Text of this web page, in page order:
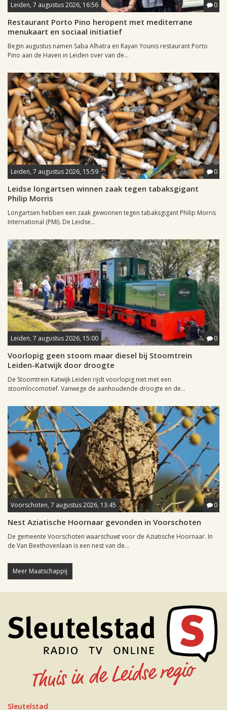
Leiden, 7 augustus 2026, 16:56 0
Restaurant Porto Pino heropent met mediterrane
menukaart en sociaal initiatief
Begin augustus namen Saba Alhatra en Rayan Younis restaurant Porto
Pino aan de Haven in Leiden over van de...
Leiden, 7 augustus 2026, 15:59 0
Leidse longartsen winnen zaak tegen tabaksgigant
Philip Morris
Longartsen hebben een zaak gewonnen tegen tabaksgigant Philip Morris
International (PMI). De Leidse...
Leiden, 7 augustus 2026, 15:00 0
Voorlopig geen stoom maar diesel bij Stoomtrein
Leiden-Katwijk door droogte
De Stoomtrein Katwijk Leiden rijdt voorlopig niet met een
stoomlocomotief. Vanwege de aanhoudende droogte en de...
Voorschoten, 7 augustus 2026, 13:45 0
Nest Aziatische Hoornaar gevonden in Voorschoten
De gemeente Voorschoten waarschuwt voor de Aziatische Hoornaar. In
de Van Beethovenlaan is een nest van de...
Meer Maatschappij
Sleutelstad